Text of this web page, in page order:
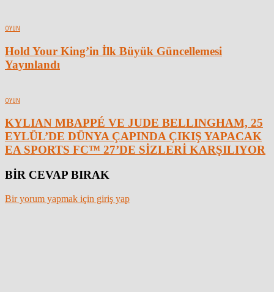
OYUN
Hold Your King’in İlk Büyük Güncellemesi
Yayınlandı
OYUN
KYLIAN MBAPPÉ VE JUDE BELLINGHAM, 25
EYLÜL’DE DÜNYA ÇAPINDA ÇIKIŞ YAPACAK
EA SPORTS FC™ 27’DE SİZLERİ KARŞILIYOR
BİR CEVAP BIRAK
Bir yorum yapmak için giriş yap